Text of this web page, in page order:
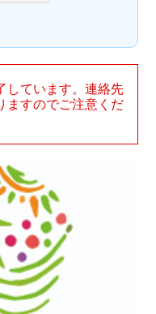
しています。連絡先
ますのでご注意くだ